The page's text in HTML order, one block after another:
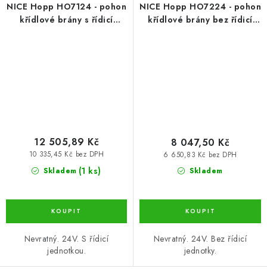
NICE Hopp HO7124 - pohon
křídlové brány s řídicí
Skladem (1 ks)
10 335,45 Kč bez DPH
12 505,89 Kč
Nevratný. 24V. S řídicí
jednotkou.
NICE Hopp HO7224 - pohon
křídlové brány bez řídicí
Skladem
6 650,83 Kč bez DPH
8 047,50 Kč
Nevratný. 24V. Bez řídicí
jednotky.